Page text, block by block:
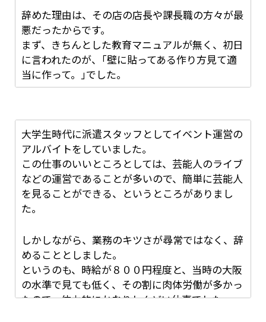
アパレル経験者だったこともあり引き留めはあり
ましたが、もともと短期契約で辞めるつもりだっ
たので！と伝え退社しました。
なので退社届けは書かず、口頭で伝え終えまし
た。
ませんでした。
かなり大手な会社だったのですが、あり得ないと
思いました。
そのときは給料が減るので嫌だとはっきりと伝え
ました。
・退職の理由はどう伝えたか、伝えるタイミング
はいつだったか
辞めたい日の1ヶ月前にシフトの組み方が単純に
おかしいと思うので辞めますとはっきりと伝えま
した。
体調の面も勉強してる暇がないほどだということ
をしっかりと伝え、絶対に辞めるという意思を見
せました。
と思った体験
辞めたあとは中華料理のチェーンでアルバイトを
始めたのですが、そこはかなり忙しいところで仕
事柄自体が大変でしたが、時給が同じでまかない
そういう事が無く言ってることが違うと思いなが
らもお店には立たなければならないので1ヶ月半
それを我慢しました。
それを繰り返していたら、また体調が悪くなり働
くのが困難になり会社の担当と電話で辞めると話
したが先延ばしにされ直ぐには辞めることが厳し
このままでは無理だと思い、無理やり2ヶ月前に
退職届けを本社に郵送し話しをつけました。
更に電話では、言ってることが違うのと、体調不
良から働いて行くのが厳しい事を告げました。
退職願だと取り下げられると聞いたので私は退職
そこから2ヶ月後に退社でしたが1ヶ月半早くなり
私は退社する事が出来ました。
今は同じ職種の別の会社でアルバイトとして働い
辞めた理由は、その店の店長や課長職の方々が最
悪だったからです。
まず、きちんとした教育マニュアルが無く、初日
に言われたのが、｢壁に貼ってある作り方見て適
当に作って。｣でした。
材の場所もわからないまま、どう作れというん
だ…と頭を疑問で埋めつくされましたが、どうに
か1品作りあげました。
そして、作り上げた品を見て店長が一言、｢は？
下手くそすぎでしょ。作り直して。｣などと言わ
れ、ドラマの姑の嫁いびりより酷いなと思いつ
その日はずっとこの調子で、終始ボロカスに言わ
れました。この時、もう既に辞めたかったのです
が、流石に一日でやめると、友達にも申し訳ない
大学生時代に派遣スタッフとしてイベント運営の
アルバイトをしていました。
この仕事のいいところとしては、芸能人のライブ
などの運営であることが多いので、簡単に芸能人
を見ることができる、というところがありまし
た。
しかしながら、業務のキツさが尋常ではなく、辞
めることとしました。
というのも、時給が８００円程度と、当時の大阪
の水準で見ても低く、その割に肉体労働が多かっ
たので、体力的にかなりしんどい仕事でした。